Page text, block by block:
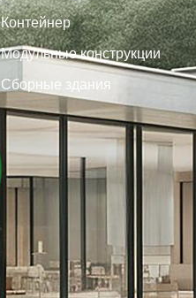
Контейнер
Модульные конструкции
Сборные здания